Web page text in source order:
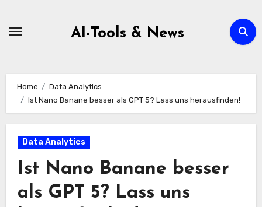
AI-Tools & News
Home
Data Analytics
Ist Nano Banane besser als GPT 5? Lass uns herausfinden!
Data Analytics
Ist Nano Banane besser
als GPT 5? Lass uns